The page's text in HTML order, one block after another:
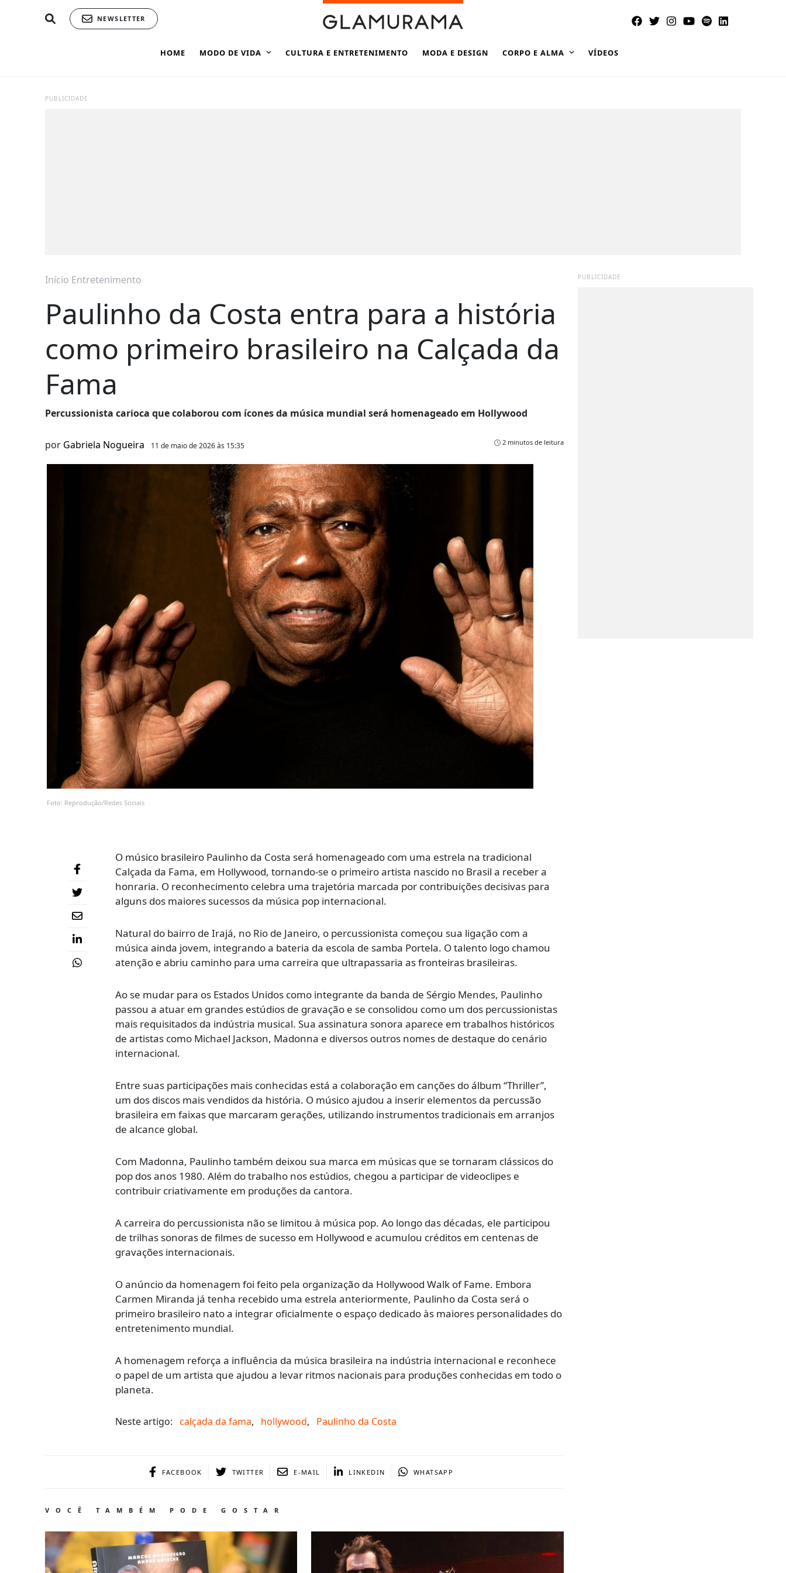
NEWSLETTER
HOME MODO DE VIDA CULTURA E ENTRETENIMENTO MODA E DESIGN CORPO E ALMA VÍDEOS
PUBLICIDADE
Início Entretenimento
Paulinho da Costa entra para a história
como primeiro brasileiro na Calçada da
Fama
Percussionista carioca que colaborou com ícones da música mundial será homenageado em Hollywood
por Gabriela Nogueira 11 de maio de 2026 às 15:35 2 minutos de leitura
Foto: Reprodução/Redes Sociais
O músico brasileiro Paulinho da Costa será homenageado com uma estrela na tradicional
Calçada da Fama, em Hollywood, tornando-se o primeiro artista nascido no Brasil a receber a
honraria. O reconhecimento celebra uma trajetória marcada por contribuições decisivas para
alguns dos maiores sucessos da música pop internacional.
Natural do bairro de Irajá, no Rio de Janeiro, o percussionista começou sua ligação com a
música ainda jovem, integrando a bateria da escola de samba Portela. O talento logo chamou
atenção e abriu caminho para uma carreira que ultrapassaria as fronteiras brasileiras.
Ao se mudar para os Estados Unidos como integrante da banda de Sérgio Mendes, Paulinho
passou a atuar em grandes estúdios de gravação e se consolidou como um dos percussionistas
mais requisitados da indústria musical. Sua assinatura sonora aparece em trabalhos históricos
de artistas como Michael Jackson, Madonna e diversos outros nomes de destaque do cenário
internacional.
Entre suas participações mais conhecidas está a colaboração em canções do álbum “Thriller”,
um dos discos mais vendidos da história. O músico ajudou a inserir elementos da percussão
brasileira em faixas que marcaram gerações, utilizando instrumentos tradicionais em arranjos
de alcance global.
Com Madonna, Paulinho também deixou sua marca em músicas que se tornaram clássicos do
pop dos anos 1980. Além do trabalho nos estúdios, chegou a participar de videoclipes e
contribuir criativamente em produções da cantora.
A carreira do percussionista não se limitou à música pop. Ao longo das décadas, ele participou
de trilhas sonoras de filmes de sucesso em Hollywood e acumulou créditos em centenas de
gravações internacionais.
O anúncio da homenagem foi feito pela organização da Hollywood Walk of Fame. Embora
Carmen Miranda já tenha recebido uma estrela anteriormente, Paulinho da Costa será o
primeiro brasileiro nato a integrar oficialmente o espaço dedicado às maiores personalidades do
entretenimento mundial.
A homenagem reforça a influência da música brasileira na indústria internacional e reconhece
o papel de um artista que ajudou a levar ritmos nacionais para produções conhecidas em todo o
planeta.
Neste artigo: calçada da fama, hollywood, Paulinho da Costa
FACEBOOK TWITTER E-MAIL LINKEDIN WHATSAPP
VOCÊ TAMBÉM PODE GOSTAR
PUBLICIDADE